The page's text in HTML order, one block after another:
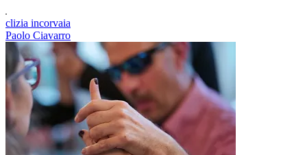
clizia incorvaia
Paolo Ciavarro